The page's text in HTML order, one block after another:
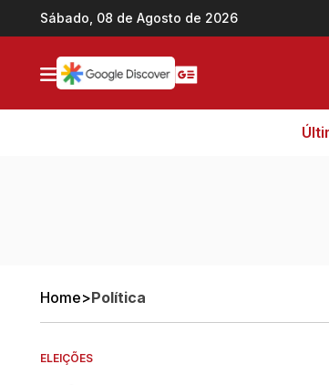
Ir direto pro conteúdo
Sábado, 08 de Agosto de 2026
Home>Política
ELEIÇÕES